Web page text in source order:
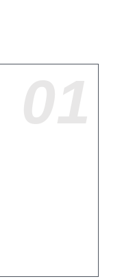
01